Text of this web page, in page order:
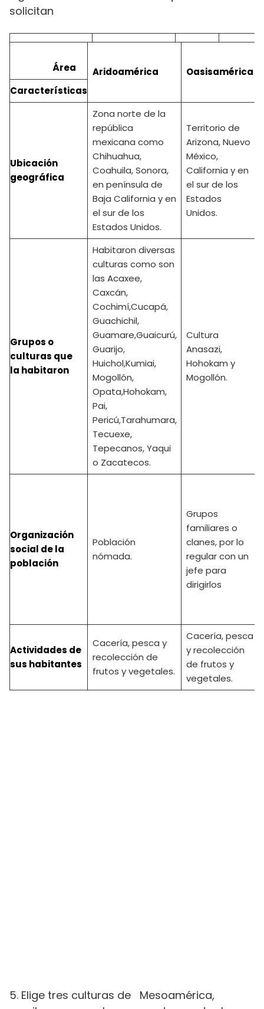
solicitan
Área Aridoamérica Oasisamérica
Características
Ubicación
geográfica
Zona norte de la
república
mexicana como
Chihuahua,
Coahuila, Sonora,
en península de
Baja California y en
el sur de los
Estados Unidos.
Territorio de
Arizona, Nuevo
México,
California y en
el sur de los
Estados
Unidos.
Grupos o
culturas que
la habitaron
Habitaron diversas
culturas como son
las Acaxee,
Caxcán,
Cochimí,Cucapá,
Guachichil,
Guamare,Guaicurú,
Guarijo,
Huichol,Kumiai,
Mogollón,
Opata,Hohokam,
Pai,
Pericú,Tarahumara,
Tecuexe,
Tepecanos, Yaqui
o Zacatecos.
Cultura
Anasazi,
Hohokam y
Mogollón.
Organización
social de la
población
Población
nómada.
Grupos
familiares o
clanes, por lo
regular con un
jefe para
dirigirlos
Actividades de
sus habitantes
Cacería, pesca y
recolección de
frutos y vegetales.
Cacería, pesca
y recolección
de frutos y
vegetales.
5. Elige tres culturas de Mesoamérica,